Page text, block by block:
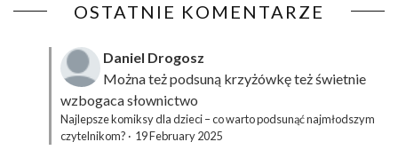
OSTATNIE KOMENTARZE
Daniel Drogosz
Można też podsuną krzyżówkęteż świetnie
wzbogaca słownictwo
Najlepsze komiksy dla dzieci – co warto podsunąć najmłodszym
czytelnikom? · 19 February 2025